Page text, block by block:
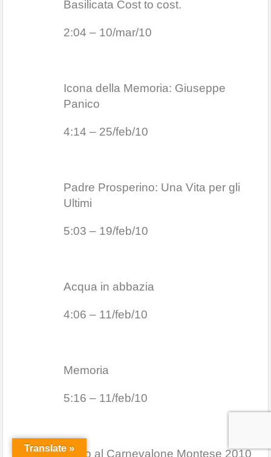
Basilicata Cost to cost.
2:04 – 10/mar/10
Icona della Memoria: Giuseppe
Panico
4:14 – 25/feb/10
Padre Prosperino: Una Vita per gli
Ultimi
5:03 – 19/feb/10
Acqua in abbazia
4:06 – 11/feb/10
Memoria
5:16 – 11/feb/10
Invito al Carnevalone Montese 2010
Translate »